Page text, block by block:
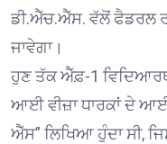
ਡੀ.ਐੱਚ.ਐੱਸ. ਵੱਲੋਂ ਫੈਡਰਲ
ਜਾਵੇਗਾ।
ਹੁਣ ਤੱਕ ਐੱਫ਼-1
ਆਈ ਵੀਜ਼ਾ ਧਾਰਕਾਂ ਦੇ
ਐੱਸ” ਲਿਖਿਆ ਹੁੰਦਾ ਸੀ,